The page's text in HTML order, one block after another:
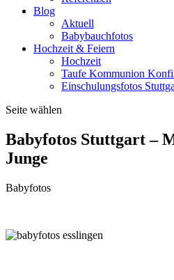
Blog
Aktuell
Babybauchfotos
Hochzeit & Feiern
Hochzeit
Taufe Kommunion
Einschulungsfotos
Seite wählen
Babyfotos Stuttgart –
Junge
Babyfotos